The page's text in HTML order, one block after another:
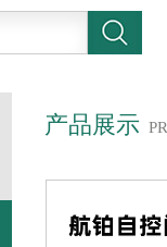
产品展示